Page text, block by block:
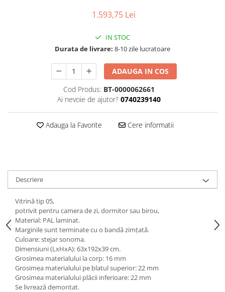
Comode lux-ultramoderne
Dulapuri haine si Sifoniere
Masute de toaleta
Noptiere dormitor
Paturi lemn & pal
Paturi metalice
Paturi tapitate
Saltele
Seturi dormitoare complete
Suporturi saltea/Somiere/Gratii
pentru pat
Mobilier Hol/Cuiere
1.593,75 Lei
IN STOC
Durata de livrare: 8-10 zile lucratoare
ADAUGA IN COS
Cod Produs: BT-0000062661
Ai nevoie de ajutor? 0740239140
Adauga la Favorite Cere informatii
Descriere
Vitrină tip 05,
potrivit pentru camera de zi, dormitor sau birou,
Material: PAL laminat.
Marginile sunt terminate cu o bandă zimţată.
Culoare: stejar sonoma.
Dimensiuni (LxHxA): 63x192x39 cm.
Grosimea materialului la corp: 16 mm
Grosimea materialului pe blatul superior: 22 mm
Grosimea materialului plăcii inferioare: 22 mm
Se livrează demontat.